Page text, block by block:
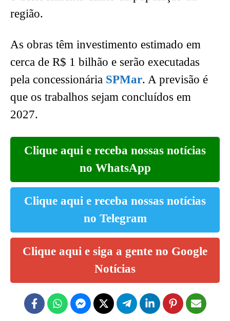
região.
As obras têm investimento estimado em
cerca de R$ 1 bilhão e serão executadas
pela concessionária SPMar. A previsão é
que os trabalhos sejam concluídos em
2027.
Clique aqui e receba nossas notícias
no WhatsApp
Clique aqui e receba nossas notícias
no Telegram
Clique aqui e siga a gente no Google
Notícias